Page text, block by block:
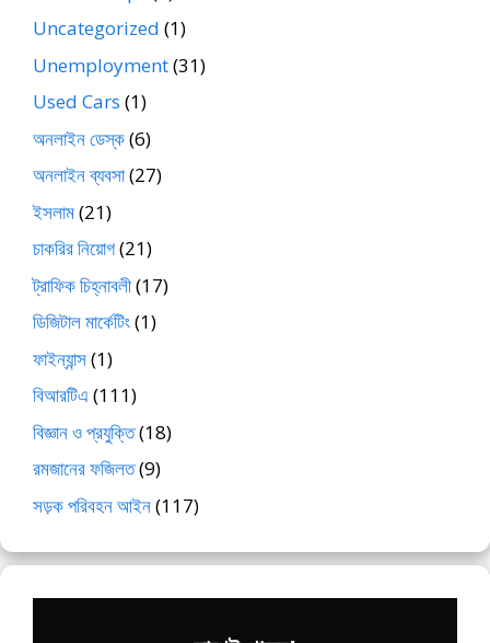
Uncategorized (1)
Unemployment(31)
Used Cars (1)
অনলাইন ডেস্ক(6)
অনলাইন ব্যবসা(27)
ইসলাম(21)
চাকরির নিয়োগ(21)
ট্রাফিক চিহ্নাবলী(17)
ডিজিটাল মার্কেটিং(1)
ফাইন্যান্স(1)
বিআরটিএ (111)
বিজ্ঞান ও প্রযুক্তি(18)
রমজানের ফজিলত(9)
সড়ক পরিবহন আইন(117)